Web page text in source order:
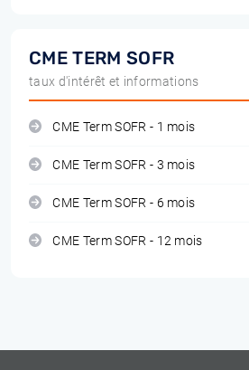
CME TERM SOFR
taux d'intérêt et informations
CME Term SOFR - 1 mois
CME Term SOFR - 3 mois
CME Term SOFR - 6 mois
CME Term SOFR - 12 mois